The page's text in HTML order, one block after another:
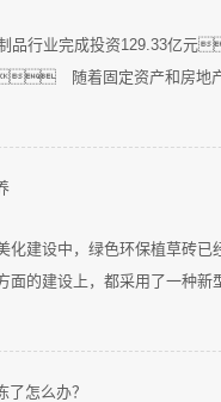
制品行业完成投资129.33亿
随着固定资产和房地产投
化建设中，绿色环保植草砖已
面的建设上，都采用了一种
怎么办？